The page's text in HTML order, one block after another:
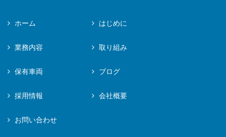
ホーム はじめに
業務内容 取り組み
保有車両 ブログ
採用情報 会社概要
お問い合わせ